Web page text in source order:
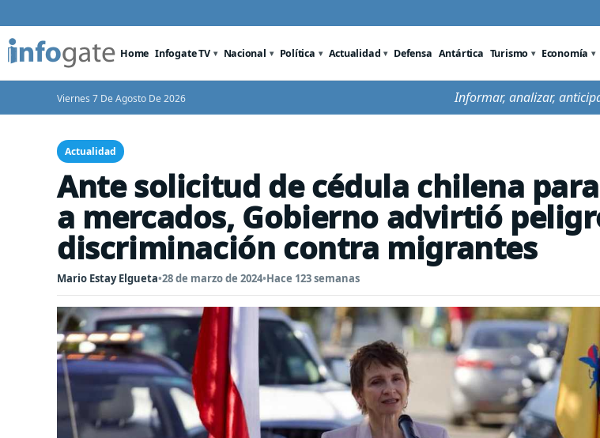
Home Infogate TV Nacional Política Actualidad Defensa Antártica Turismo Economía
Viernes 7 De Agosto De 2026 Informar, analizar,
Actualidad
Ante solicitud de cédula chilena
a mercados, Gobierno advirtió
discriminación contra migrantes
Mario Estay Elgueta•28 de marzo de 2024•Hace 123 semanas